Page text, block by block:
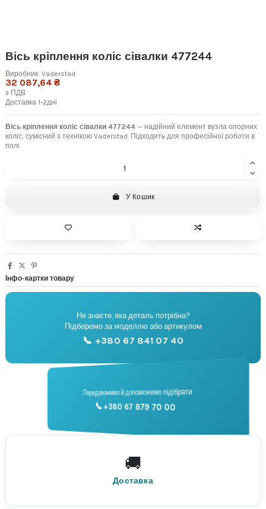
Вісь кріплення коліс сівалки 477244
Виробник: Vaderstad
32 087,64 ₴
з ПДВ
Доставка 1-2дні
Вісь кріплення коліс сівалки 477244 — надійний елемент вузла опорних
коліс, сумісний з технікою Vaderstad. Підходить для професійної роботи в
полі.
У Кошик
Інфо-картки товару
🔧
Підбір запчастин
Не знаєте, яка деталь потрібна?
Підберемо за моделлю або артикулом
📞 +380 67 841 07 40
📞
Консультація
Передзвонимо й допоможемо підібрати
📞 +380 67 879 70 00
🚚
Доставка
По всій Україні
Нова Пошта